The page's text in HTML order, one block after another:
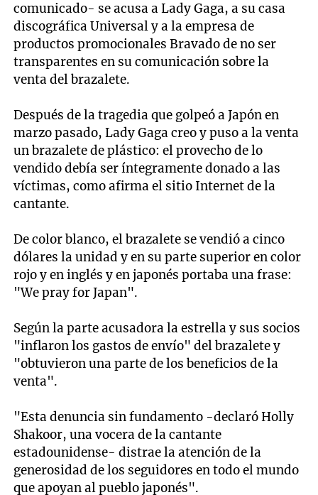
comunicado- se acusa a Lady Gaga, a su casa
discográfica Universal y a la empresa de
productos promocionales Bravado de no ser
transparentes en su comunicación sobre la
venta del brazalete.
Después de la tragedia que golpeó a Japón en
marzo pasado, Lady Gaga creo y puso a la venta
un brazalete de plástico: el provecho de lo
vendido debía ser íntegramente donado a las
víctimas, como afirma el sitio Internet de la
cantante.
De color blanco, el brazalete se vendió a cinco
dólares la unidad y en su parte superior en color
rojo y en inglés y en japonés portaba una frase:
"We pray for Japan".
Según la parte acusadora la estrella y sus socios
"inflaron los gastos de envío" del brazalete y
"obtuvieron una parte de los beneficios de la
venta".
"Esta denuncia sin fundamento -declaró Holly
Shakoor, una vocera de la cantante
estadounidense- distrae la atención de la
generosidad de los seguidores en todo el mundo
que apoyan al pueblo japonés".